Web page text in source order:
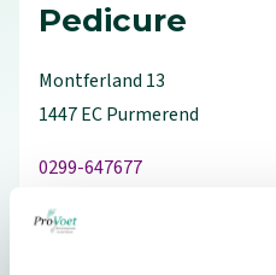
Pedicure
Montferland 13
1447 ECPurmerend
0299-647677